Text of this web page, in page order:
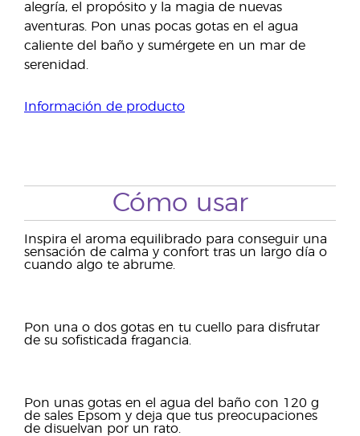
alegría, el propósito y la magia de nuevas
aventuras. Pon unas pocas gotas en el agua
caliente del baño y sumérgete en un mar de
serenidad.
Información de producto
Cómo usar
Inspira el aroma equilibrado para conseguir una
sensación de calma y confort tras un largo día o
cuando algo te abrume.
Pon una o dos gotas en tu cuello para disfrutar
de su sofisticada fragancia.
Pon unas gotas en el agua del baño con 120 g
de sales Epsom y deja que tus preocupaciones
de disuelvan por un rato.